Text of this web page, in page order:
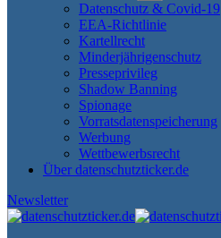
Datenschutz & Covid-19
EEA-Richtlinie
Kartellrecht
Minderjährigenschutz
Presseprivileg
Shadow Banning
Spionage
Vorratsdatenspeicherung
Werbung
Wettbewerbsrecht
Über datenschutzticker.de
Newsletter